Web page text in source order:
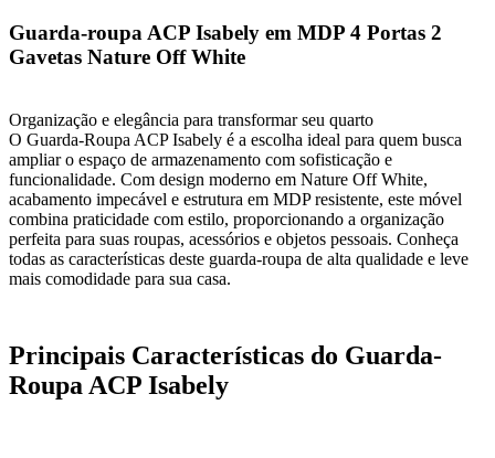
Guarda-roupa ACP Isabely em MDP 4 Portas 2
Gavetas Nature Off White
Organização e elegância para transformar seu quarto
O Guarda-Roupa ACP Isabely é a escolha ideal para quem busca
ampliar o espaço de armazenamento com sofisticação e
funcionalidade. Com design moderno em Nature Off White,
acabamento impecável e estrutura em MDP resistente, este móvel
combina praticidade com estilo, proporcionando a organização
perfeita para suas roupas, acessórios e objetos pessoais. Conheça
todas as características deste guarda-roupa de alta qualidade e leve
mais comodidade para sua casa.
Principais Características do Guarda-
Roupa ACP Isabely